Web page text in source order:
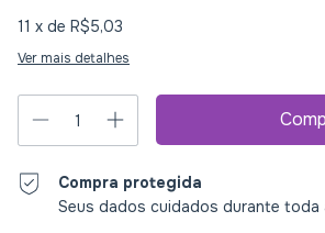
11 x de R$5,03
Ver mais detalhes
Compra protegida
Seus dados cuidados durante toda